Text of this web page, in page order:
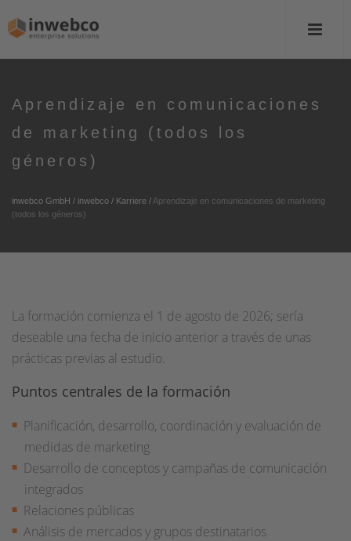
Aprendizaje en comunicaciones
de marketing (todos los
géneros)
inwebco GmbH / inwebco / Karriere / Aprendizaje en comunicaciones de marketing
(todos los géneros)
La formación comienza el 1 de agosto de 2026; sería
deseable una fecha de inicio anterior a través de unas
prácticas previas al estudio.
Puntos centrales de la formación
Planificación, desarrollo, coordinación y evaluación de
medidas de marketing
Desarrollo de conceptos y campañas de comunicación
integrados
Relaciones públicas
Análisis de mercados y grupos destinatarios